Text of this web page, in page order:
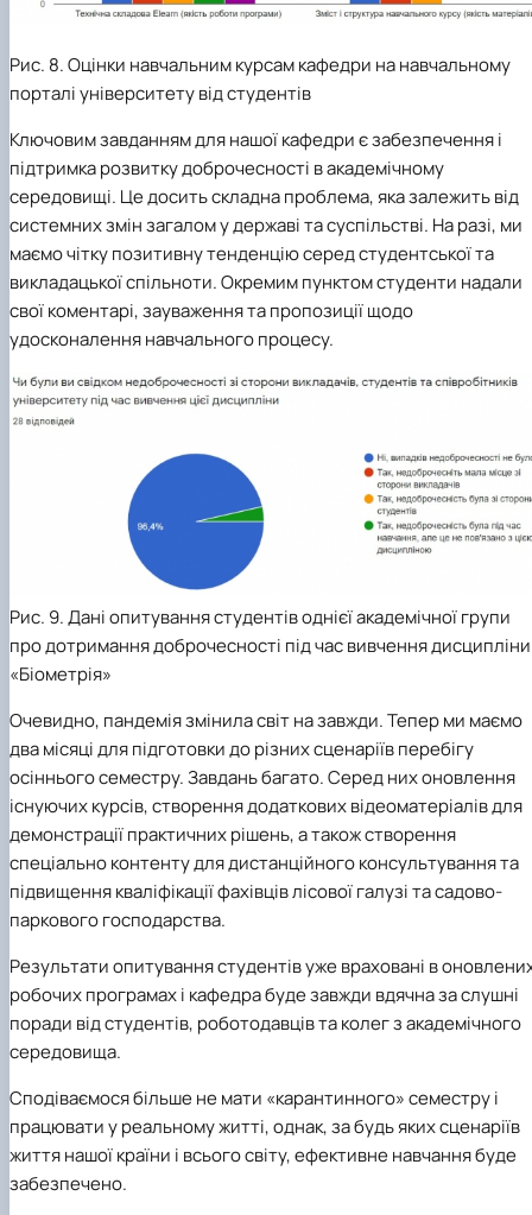
Рис. 8. Оцінки навчальним курсам кафедри на навчальному
порталі університету від студентів
Ключовим завданням для нашої кафедри є забезпечення і
підтримка розвитку доброчесності в академічному
середовищі. Це досить складна проблема, яка залежить від
системних змін загалом у державі та суспільстві. На разі, ми
маємо чітку позитивну тенденцію серед студентської та
викладацької спільноти. Окремим пунктом студенти надали
свої коментарі, зауваження та пропозиції щодо
удосконалення навчального процесу.
Рис. 9. Дані опитування студентів однієї академічної групи
про дотримання доброчесності під час вивчення дисципліни
«Біометрія»
Очевидно, пандемія змінила світ на завжди. Тепер ми маємо
два місяці для підготовки до різних сценаріїв перебігу
осіннього семестру. Завдань багато. Серед них оновлення
існуючих курсів, створення додаткових відеоматеріалів для
демонстрації практичних рішень, а також створення
спеціально контенту для дистанційного консультування та
підвищення кваліфікації фахівців лісової галузі та садово-
паркового господарства.
Результати опитування студентів уже враховані в
робочих програмах і кафедра буде завжди вдячна за слушні
поради від студентів, роботодавців та колег з академічного
середовища.
Сподіваємося більше не мати «карантинного» семестру і
працювати у реальному житті, однак, за будь яких сценаріїв
життя нашої країни і всього світу, ефективне навчання буде
забезпечено.